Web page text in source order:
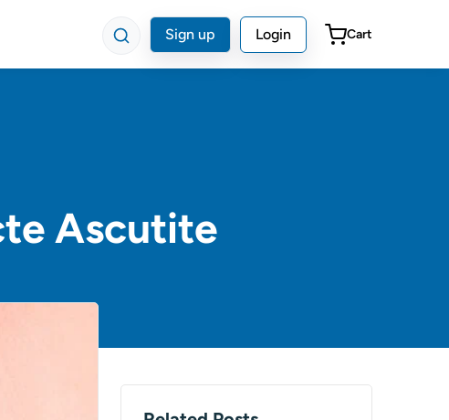
Sign up Login Cart
Ascutite